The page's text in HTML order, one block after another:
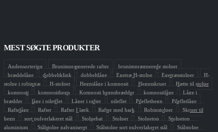
MEST SØGTE PRODUKTER
Andensortering Brunimprægnerede rafter
brunimprægnerede stolper
bræddelåge
dobbeltklink dobbeltlåge Egetræ H-stolpe Egetræsstolper
H-
stolpe i robintræ
H-stolper Hegnslåge i komposit Hegnsskruer
Hætte til stolpe
komposit
komposithegn Komposit hegnsbrædder kompositlåge
Låge i
brædder
låge i piletflet Låger i rafter pileflet Pileflethegn
Pilefletlåge
Raftelåge
Rafter Rafter I lærk Rafter med bark Robinstolper
Skruer til
hegn
sort pulverlakeret stål Stolpehat Stolper Stolpetop
Stolpetop
aluminium
Stålstolpe galvaniseret Stålstolpe sort pulverlakeret stål
Stålstolpe